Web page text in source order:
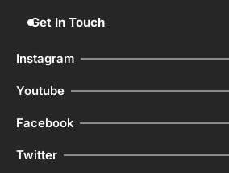
Get In Touch
Instagram
Youtube
Facebook
Twitter